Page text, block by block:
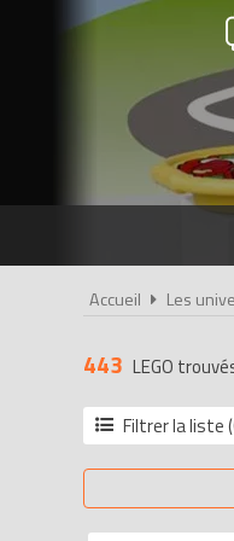
Accueil Les
443 LEGO
Filtrer la liste